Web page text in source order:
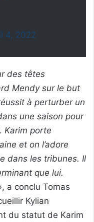
4, 2022
des têtes
Mendy sur le but
à perturber un
une saison pour
Karim porte
et on l’adore
dans les tribunes. Il
que lui.
a conclu Tomas
Kylian
du statut de Karim